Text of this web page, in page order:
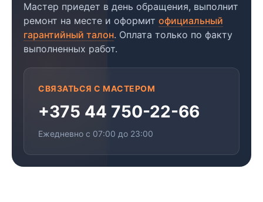
Мастер приедет в день обращения, выполнит
ремонт на месте и оформит официальный
гарантийный талон. Оплата только по факту
выполненных работ.
СВЯЗАТЬСЯ С МАСТЕРОМ
+375 44 750-22-66
Ежедневно с 07:00 до 23:00